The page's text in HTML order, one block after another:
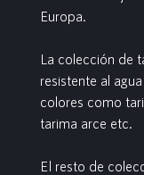
Europa.
La colección de
resistente al
colores como
tarima arce etc.
El resto de